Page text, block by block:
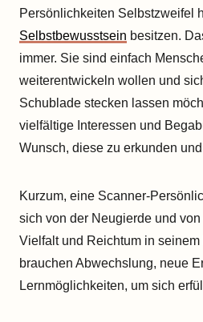
Persönlichkeiten Selbstzweifel
Selbstbewusstsein besitzen.
immer. Sie sind einfach
weiterentwickeln wollen und
Schublade stecken lassen
vielfältige Interessen und
Wunsch, diese zu erkunden
Kurzum, eine Scanner-
sich von der Neugierde und
Vielfalt und Reichtum in
brauchen Abwechslung, neue
Lernmöglichkeiten, um sich